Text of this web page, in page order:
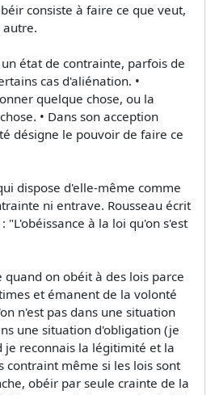
consiste à faire ce que veut,
autre.
un état de contrainte, parfois de
cas d'aliénation. •
quelque chose, ou la
• Dans son acception
désigne le pouvoir de faire ce
dispose d'elle-même comme
ni entrave. Rousseau écrit
"L'obéissance à la loi qu'on s'est
quand on obéit à des lois parce
et émanent de la volonté
n'est pas dans une situation
une situation d'obligation (je
je reconnais la légitimité et la
contraint même si les lois sont
obéir par seule crainte de la